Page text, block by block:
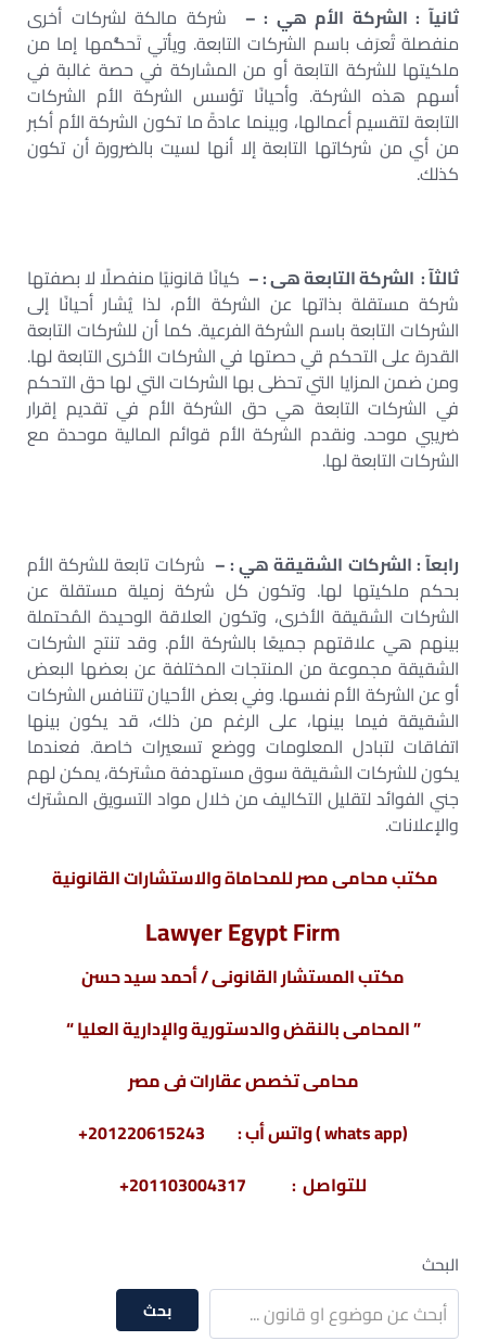
ثانيآ : الشركة الأم هي : – شركة مالكة لشركات أخرى
منفصلة تُعرَف باسم الشركات التابعة. ويأتي تَحكُّمها إما من
ملكيتها للشركة التابعة أو من المشاركة في حصة غالبة في
أسهم هذه الشركة. وأحيانًا تؤسس الشركة الأم الشركات
التابعة لتقسيم أعمالها، وبينما عادةً ما تكون الشركة الأم أكبر
من أي من شركاتها التابعة إلا أنها لسيت بالضرورة أن تكون
كذلك.
ثالثآ : الشركة التابعة هى : – كيانًا قانونيًا منفصلًا لا بصفتها
شركة مستقلة بذاتها عن الشركة الأم، لذا يُشار أحيانًا إلى
الشركات التابعة باسم الشركة الفرعية. كما أن للشركات التابعة
القدرة على التحكم قي حصتها في الشركات الأخرى التابعة لها.
ومن ضمن المزايا التي تحظى بها الشركات التي لها حق التحكم
في الشركات التابعة هي حق الشركة الأم في تقديم إقرار
ضريبي موحد. ونقدم الشركة الأم قوائم المالية موحدة مع
الشركات التابعة لها.
رابعآ : الشركات الشقيقة هي : – شركات تابعة للشركة الأم
بحكم ملكيتها لها. وتكون كل شركة زميلة مستقلة عن
الشركات الشقيقة الأخرى، وتكون العلاقة الوحيدة المُحتملة
بينهم هي علاقتهم جميعًا بالشركة الأم. وقد تنتج الشركات
الشقيقة مجموعة من المنتجات المختلفة عن بعضها البعض
أو عن الشركة الأم نفسها. وفي بعض الأحيان تتنافس الشركات
الشقيقة فيما بينها، على الرغم من ذلك، قد يكون بينها
اتفاقات لتبادل المعلومات ووضع تسعيرات خاصة. فعندما
يكون للشركات الشقيقة سوق مستهدفة مشتركة، يمكن لهم
جني الفوائد لتقليل التكاليف من خلال مواد التسويق المشترك
والإعلانات.
مكتب محامى مصر للمحاماة والاستشارات القانونية
Lawyer Egypt Firm
مكتب المستشار القانونى / أحمد سيد حسن
” المحامى بالنقض والدستورية والإدارية العليا “
محامى تخصص عقارات فى مصر
(whats app ) واتس أب : 201220615243+
للتواصل : 201103004317+
البحث
بحث